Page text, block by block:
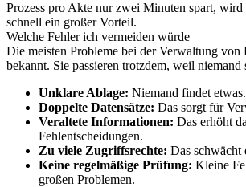
Prozess pro Akte nur zwei Minuten spart, wird
schnell ein großer Vorteil.
Welche Fehler ich vermeiden würde
Die meisten Probleme bei der Verwaltung von
bekannt. Sie passieren trotzdem, weil niemand
Unklare Ablage: Niemand findet etwas.
Doppelte Datensätze: Das sorgt für
Veraltete Informationen: Das erhöht
Fehlentscheidungen.
Zu viele Zugriffsrechte: Das schwächt
Keine regelmäßige Prüfung: Kleine
großen Problemen.